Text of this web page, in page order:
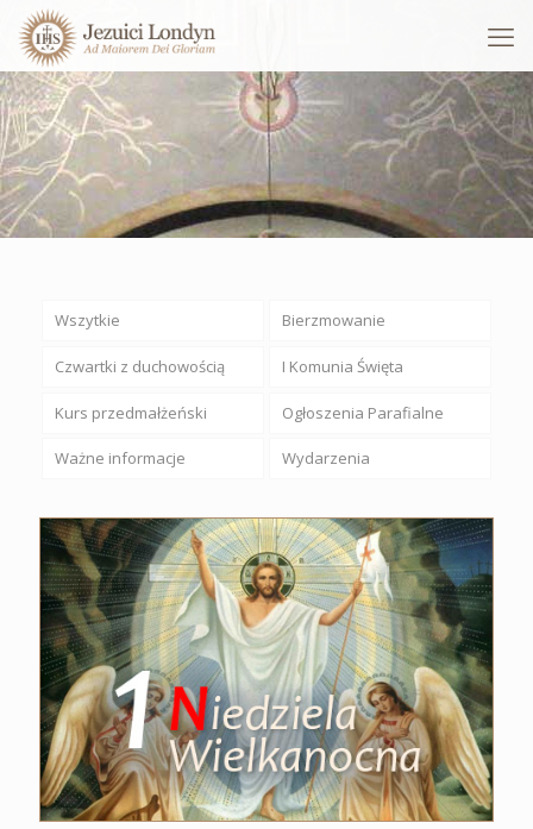
Wszytkie Bierzmowanie
Czwartki z duchowością I Komunia Święta
Kurs przedmałżeński Ogłoszenia Parafialne
Ważne informacje Wydarzenia